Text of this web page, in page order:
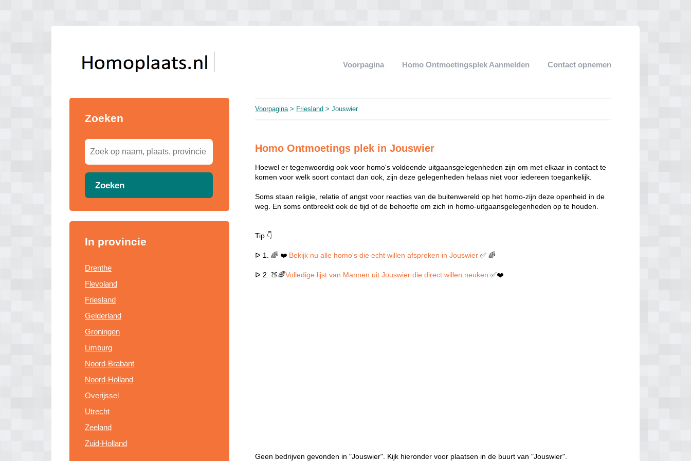
Voorpagina Homo Ontmoetingsplek Aanmelden Contact opnemen
Zoeken
Zoeken
In provincie
Drenthe
Flevoland
Friesland
Gelderland
Groningen
Limburg
Noord-Brabant
Noord-Holland
Overijssel
Utrecht
Zeeland
Zuid-Holland
Voorpagina> Friesland > Jouswier
Homo Ontmoetings plek in Jouswier
Hoewel er tegenwoordig ook voor homo's voldoende uitgaansgelegenheden zijn om met elkaar in contact te
komen voor welk soort contact dan ook, zijn deze gelegenheden helaas niet voor iedereen toegankelijk.
Soms staan religie, relatie of angst voor reacties van de buitenwereld op het homo-zijn deze openheid in de
weg. En soms ontbreekt ook de tijd of de behoefte om zich in homo-uitgaansgelegenheden op te houden.
Tip 👇
ᐅ 1. 🌈 ❤️ Bekijk nu alle homo's die echt willen afspreken in Jouswier ✅ 🌈
ᐅ 2. 🍑🌈Volledige lijst van Mannen uit Jouswier die direct willen neuken✅❤️
Geen bedrijven gevonden in "Jouswier". Kijk hieronder voor plaatsen in de buurt van "Jouswier".